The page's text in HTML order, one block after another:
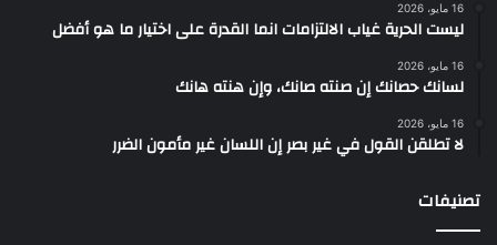
16 مايو، 2026
ليست الحرية غياب الالتزامات انما القدرة على اختيار ما هو أفضل
16 مايو، 2026
لسانك حصانك إن صنته صانك، وإن هنته هانك
16 مايو، 2026
لا تطلقن القول في غير بصر إن اللسان غير مأمون الضرر
تصنيفات